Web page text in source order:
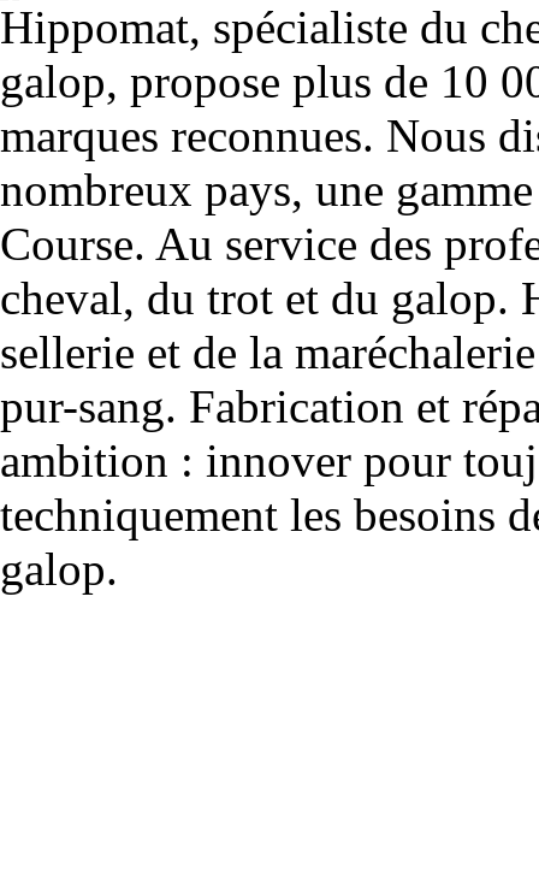
Hippomat, spécialiste du
galop, propose plus de 10
marques reconnues. Nous
nombreux pays, une
Course. Au service des
cheval, du trot et du galop.
sellerie et de la
pur-sang. Fabrication et
ambition : innover pour
techniquement les besoins
galop.